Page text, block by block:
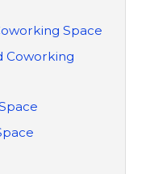
Space
Coworking